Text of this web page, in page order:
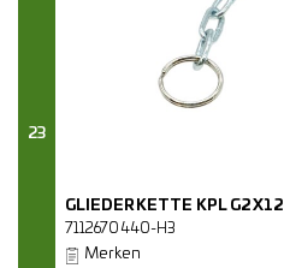
23
GLIEDERKETTE KPL G2X12
7112670440-H3
Merken